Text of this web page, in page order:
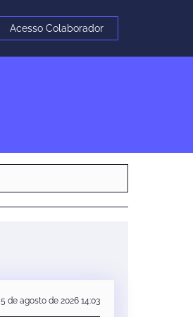
Acesso Colaborador
5 de agosto de 2026 14:03